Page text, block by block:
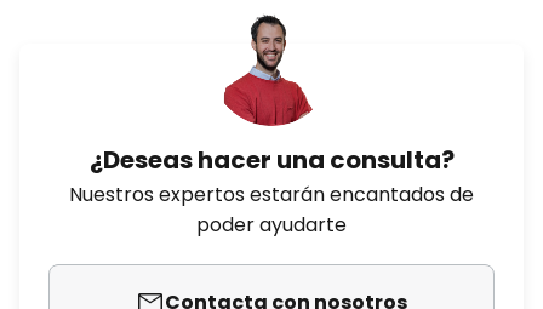
¿Deseas hacer una consulta?
Nuestros expertos estarán encantados de
poder ayudarte
Contacta con nosotros